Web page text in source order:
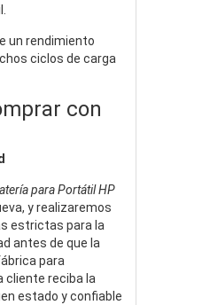
un rendimiento
ciclos de carga
con
para Portátil HP
y realizaremos
estrictas para la
antes de que la
para
cliente reciba la
estado y confiable